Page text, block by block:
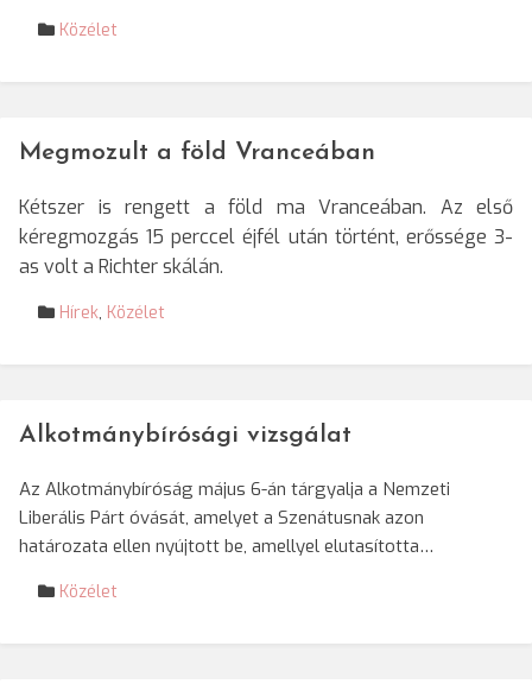
Közélet
Megmozult a föld Vranceában
Kétszer is rengett a föld ma Vranceában. Az első
kéregmozgás 15 perccel éjfél után történt, erőssége 3-
as volt a Richter skálán.
Hírek, Közélet
Alkotmánybírósági vizsgálat
Az Alkotmánybíróság május 6-án tárgyalja a Nemzeti
Liberális Párt óvását, amelyet a Szenátusnak azon
határozata ellen nyújtott be, amellyel elutasította…
Közélet